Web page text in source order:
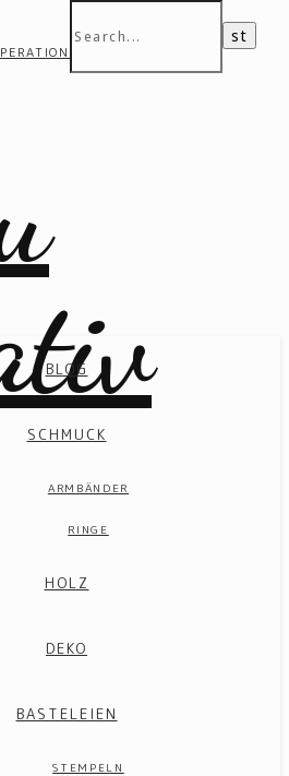
BLOG
SCHMUCK
ARMBÄNDER
RINGE
HOLZ
DEKO
BASTELEIEN
STEMPELN